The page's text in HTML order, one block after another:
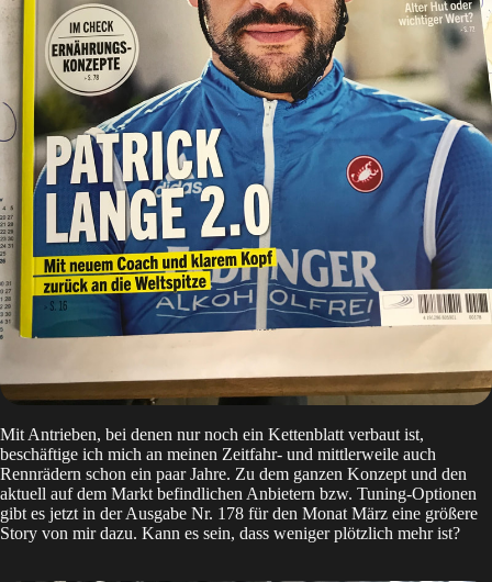
Mit Antrieben, bei denen nur noch ein Kettenblatt verbaut ist,
beschäftige ich mich an meinen Zeitfahr- und mittlerweile auch
Rennrädern schon ein paar Jahre. Zu dem ganzen Konzept und den
aktuell auf dem Markt befindlichen Anbietern bzw. Tuning-Optionen
gibt es jetzt in der Ausgabe Nr. 178 für den Monat März eine größere
Story von mir dazu. Kann es sein, dass weniger plötzlich mehr ist?